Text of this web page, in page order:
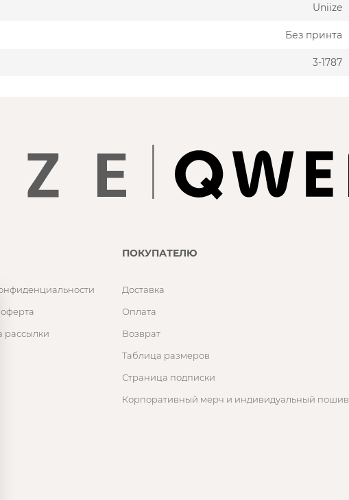
Uniize
Без принта
3-1787
рассылки
ПОКУПАТЕЛЮ
Доставка
Оплата
Возврат
Таблица размеров
Страница подписки
Корпоративный мерч и индивидуальный пошив